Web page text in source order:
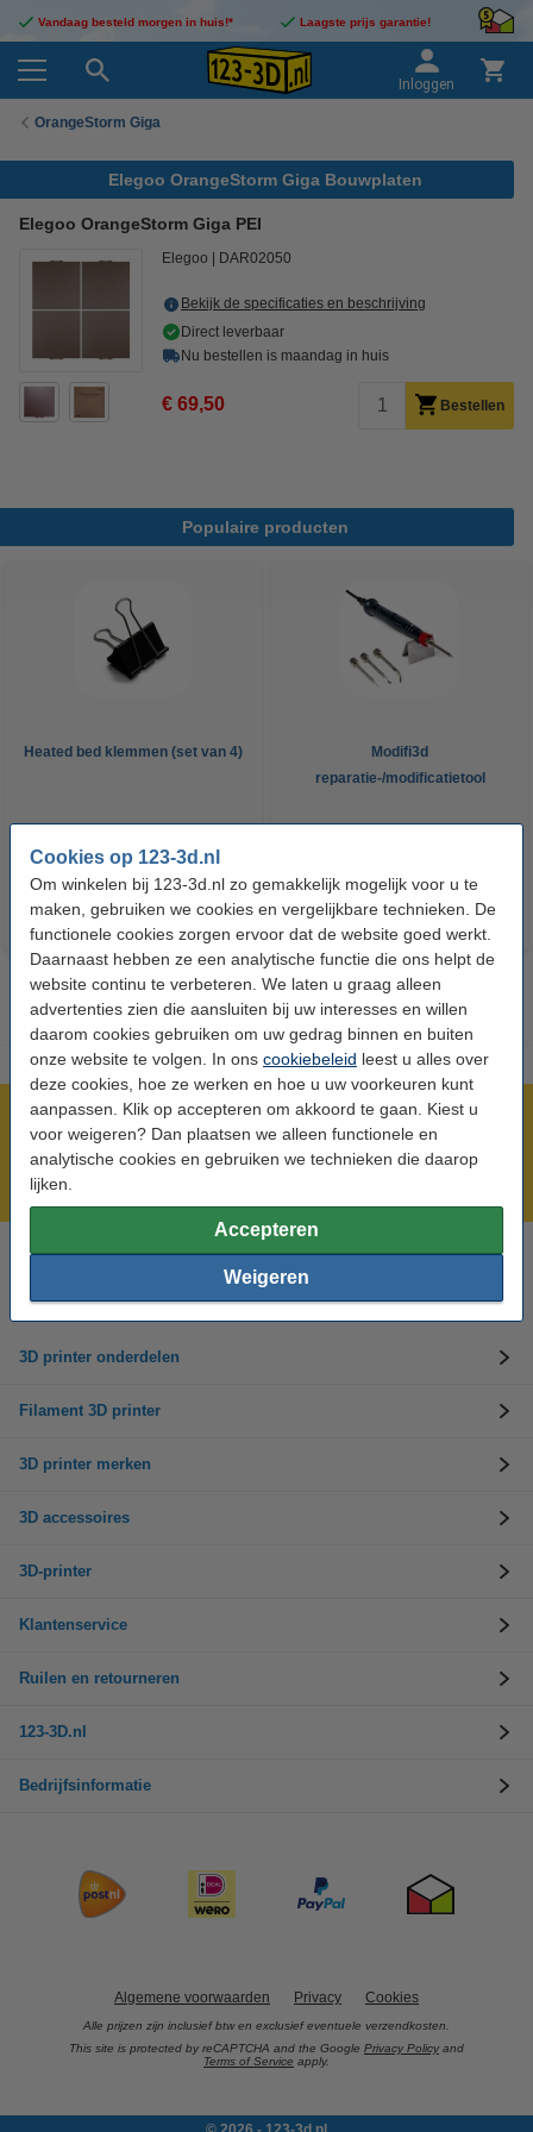
Cookies op 123-3d.nl
Om winkelen bij 123-3d.nl zo gemakkelijk mogelijk voor u te
maken, gebruiken we cookies en vergelijkbare technieken. De
functionele cookies zorgen ervoor dat de website goed werkt.
Daarnaast hebben ze een analytische functie die ons helpt de
website continu te verbeteren. We laten u graag alleen
advertenties zien die aansluiten bij uw interesses en willen
daarom cookies gebruiken om uw gedrag binnen en buiten
onze website te volgen. In ons cookiebeleid leest u alles over
deze cookies, hoe ze werken en hoe u uw voorkeuren kunt
aanpassen. Klik op accepteren om akkoord te gaan. Kiest u
voor weigeren? Dan plaatsen we alleen functionele en
analytische cookies en gebruiken we technieken die daarop
lijken.
Accepteren
Weigeren
Vandaag besteld morgen in huis!* Laagste prijs garantie!
Inloggen
OrangeStorm Giga
Elegoo OrangeStorm Giga Bouwplaten
Elegoo OrangeStorm Giga PEI
Elegoo DAR02050
Bekijk de specificaties en beschrijving
Direct leverbaar
Nu bestellen is maandag in huis
€ 69,50 Bestellen
Populaire producten
Heated bed klemmen (set van 4)
Modifi3d
reparatie-/modificatietool
Meer dan 5 miljoen klanten!
Voor 23.59 uur besteld, morgen in huis!
Laagste prijs garantie!
Hulp nodig? Bel ons op 0294-787127
Op werkdagen van 9.00 tot 22.00 uur
3D printer onderdelen
Filament 3D printer
3D printer merken
3D accessoires
3D-printer
Klantenservice
Ruilen en retourneren
123-3D.nl
Bedrijfsinformatie
Algemene voorwaarden Privacy Cookies
Alle prijzen zijn inclusief btw en exclusief eventuele verzendkosten.
This site is protected by reCAPTCHA and the Google Privacy Policy and
Terms of Service apply.